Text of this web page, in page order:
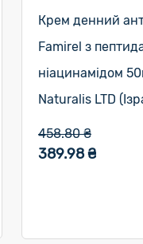
Крем денний
Famirel з
ніацинамідом
Naturalis LTD
458.80 ₴
389.98 ₴